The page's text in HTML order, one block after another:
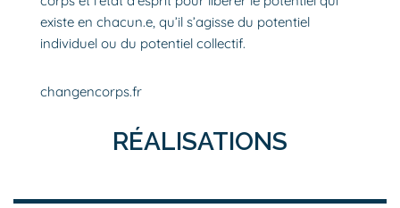
existe en chacun.e, qu’il s’agisse du potentiel
individuel ou du potentiel collectif.
changencorps.fr
RÉALISATIONS